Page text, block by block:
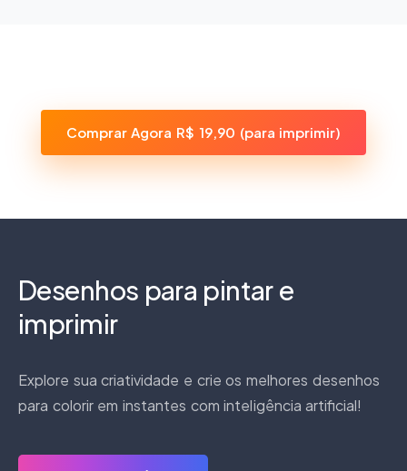
Comprar Agora R$ 19,90 (para imprimir)
Desenhos para pintar e
imprimir
Explore sua criatividade e crie os melhores desenhos
para colorir em instantes com inteligência artificial!